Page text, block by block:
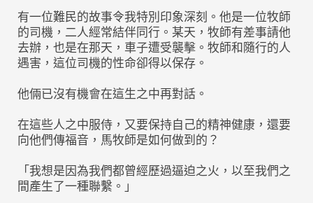
有一位難民的故事令我特別印象深刻。他是一位牧師
的司機，二人經常結伴同行。某天，牧師有差事請他
去辦，也是在那天，車子遭受襲擊。牧師和隨行的人
遇害，這位司機的性命卻得以保存。
他倆已沒有機會在這生之中再對話。
在這些人之中服侍，又要保持自己的精神健康，還要
向他們傳福音，馬牧師是如何做到的？
「我想是因為我們都曾經歷過逼迫之火，以至我們之
間產生了一種聯繫。」